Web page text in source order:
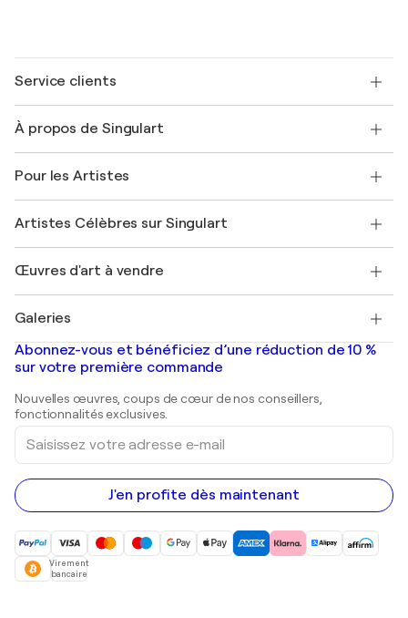
Service clients
Expédition
Offrir une carte cadeau
Rejoignez notre programme commercial
Mon compte
+33 1 76 44 06 42
À propos de Singulart
FAQ
Magazine Singulart
Emplois
Découvrez une sélection d'art original
Pour les Artistes
Se connecter en tant qu'Artiste
Artistes Célèbres sur Singulart
Marc Chagall
Banksy
Mr. Brainwash
Shepard Fairey
Œuvres d'art à vendre
Tableaux abstraits à vendre
Peintures de paysage
Estampes
Peintures acryliques
Galeries
Galeries d'art en France
Galeries d'art en Belgique
Abonnez-vous et bénéficiez d’une réduction de 10 %
sur votre première commande
Nouvelles œuvres, coups de cœur de nos conseillers,
fonctionnalités exclusives.
Saisissez
votre
adresse
e-
mail
J'en profite dès maintenant
Virement
bancaire